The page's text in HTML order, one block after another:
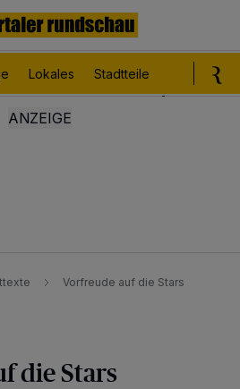
Lokales Stadtteile
Vorfreude auf die Stars
die Stars